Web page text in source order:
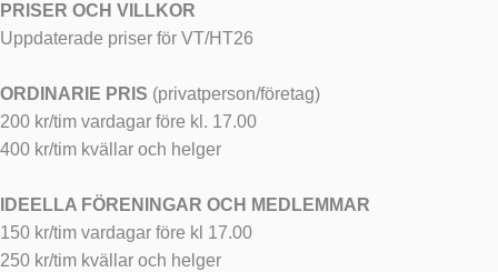
PRISER OCH VILLKOR
Uppdaterade priser för VT/HT26
ORDINARIE PRIS (privatperson/företag)
200 kr/tim vardagar före kl. 17.00
400 kr/tim kvällar och helger
IDEELLA FÖRENINGAR OCH MEDLEMMAR
150 kr/tim vardagar före kl 17.00
250 kr/tim kvällar och helger